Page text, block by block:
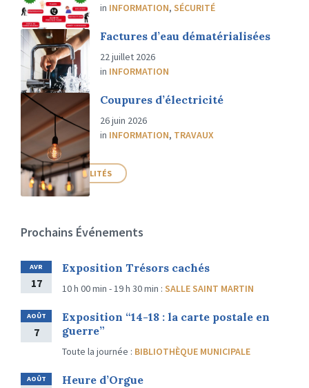
in INFORMATION, SÉCURITÉ
Factures d’eau dématérialisées
22 juillet 2026
in INFORMATION
Coupures d’électricité
26 juin 2026
in INFORMATION, TRAVAUX
PLUS D'ACTUALITÉS
Prochains Événements
AVR
17
Exposition Trésors cachés
10 h 00 min - 19 h 30 min : SALLE SAINT MARTIN
AOÛT
7
Exposition “14-18 : la carte postale en
guerre”
Toute la journée : BIBLIOTHÈQUE MUNICIPALE
AOÛT Heure d’Orgue